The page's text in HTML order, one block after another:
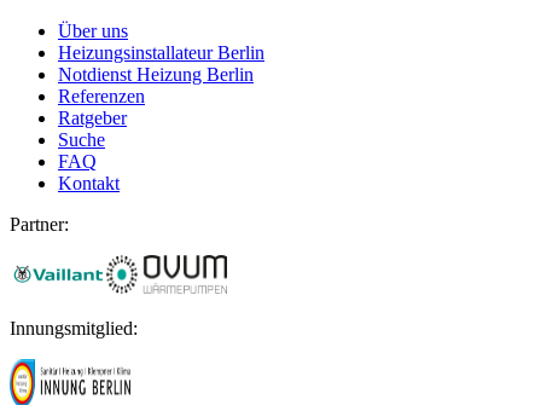
Über uns
Heizungsinstallateur Berlin
Notdienst Heizung Berlin
Referenzen
Ratgeber
Suche
FAQ
Kontakt
Partner:
Innungsmitglied: